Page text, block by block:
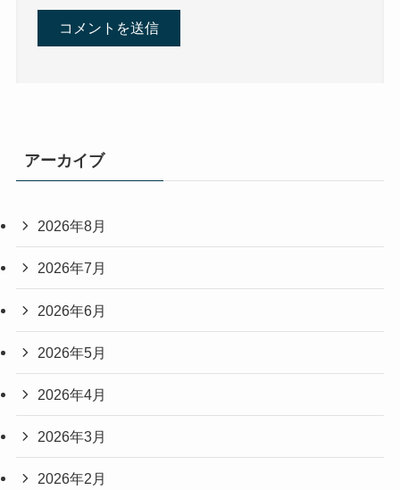
アーカイブ
2026年8月
2026年7月
2026年6月
2026年5月
2026年4月
2026年3月
2026年2月